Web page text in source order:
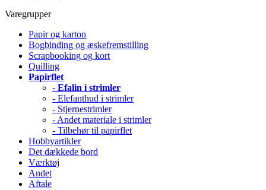
Varegrupper
Papir og karton
Bogbinding og æskefremstilling
Scrapbooking og kort
Quilling
Papirflet
- Efalin i strimler
- Elefanthud i strimler
- Stjernestrimler
- Andet materiale i strimler
- Tilbehør til papirflet
Hobbyartikler
Det dækkede bord
Værktøj
Andet
Aftale